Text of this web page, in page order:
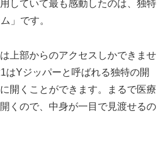
していて最も感動したのは、独特
」です。
上部からのアクセスしかできませ
はYジッパーと呼ばれる独特の開
開くことができます。まるで医療
くので、中身が一目で見渡せるの